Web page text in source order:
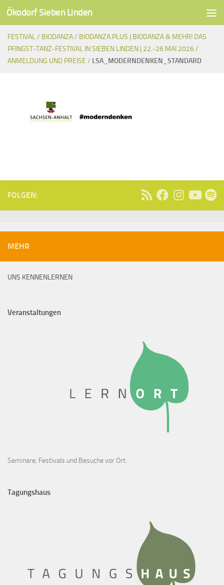
Unter dem Inhalt
Ökodorf Sieben Linden
FESTIVAL / BIODANZA / BIODANZA.PLUS | BIODANZA & MEHR! DAS
PFINGST-TANZ-FESTIVAL IN SIEBEN LINDEN | 22.-26.MAI 2026 /
ANMELDUNG UND PREISE / LSA_MODERNDENKEN_STANDARD
FOLGEN:
MEHR
UNS KENNENLERNEN
Veranstaltungen
Seminare, Festivals und Besuche vor Ort.
Tagungshaus